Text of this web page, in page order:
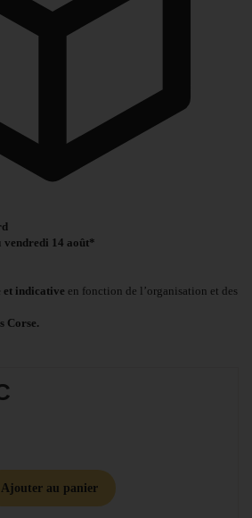
vendredi 14 août*
et indicative en fonction de l’organisation et des
Corse.
la quantité
Ajouter au panier